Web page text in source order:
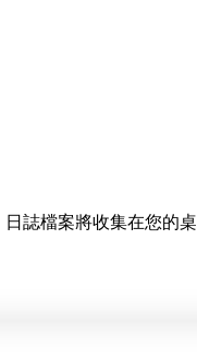
誌檔案將收集在您的桌